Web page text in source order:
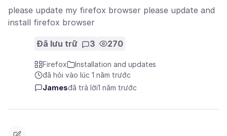
please update my firefox browser please update and
install firefox browser
Đã lưu trữ 3 270
Firefox
Installation and updates
đã hỏi vào lúc 1 năm trước
Jamesđã trả lời1 năm trước